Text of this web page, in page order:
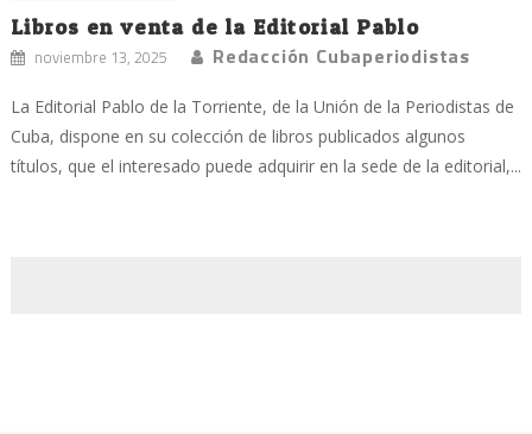
Libros en venta de la Editorial Pablo
noviembre 13, 2025 Redacción Cubaperiodistas
La Editorial Pablo de la Torriente, de la Unión de la Periodistas de
Cuba, dispone en su colección de libros publicados algunos
títulos, que el interesado puede adquirir en la sede de la editorial,...